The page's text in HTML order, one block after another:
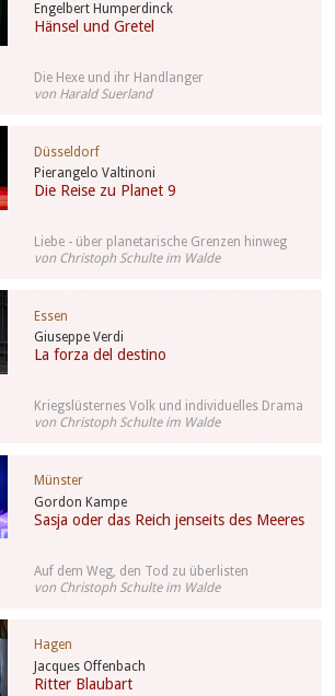
Engelbert Humperdinck
Hänsel und Gretel
Die Hexe und ihr Handlanger
von Harald Suerland
Pierangelo Valtinoni
Die Reise zu Planet 9
Düsseldorf
Liebe - über planetarische Grenzen hinweg
von Christoph Schulte im Walde
Giuseppe Verdi
La forza del destino
Essen
Kriegslüsternes Volk und individuelles Drama
von Christoph Schulte im Walde
Gordon Kampe
Sasja oder das Reich jenseits des Meeres
Münster
Auf dem Weg, den Tod zu überlisten
von Christoph Schulte im Walde
Jacques Offenbach
Ritter Blaubart
Hagen